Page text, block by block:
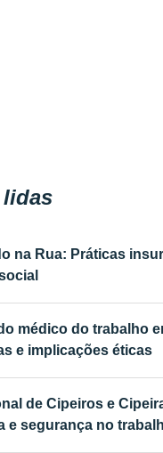
na Rua: Práticas
médico do trabalho
e implicações éticas
de Cipeiros e
e segurança no